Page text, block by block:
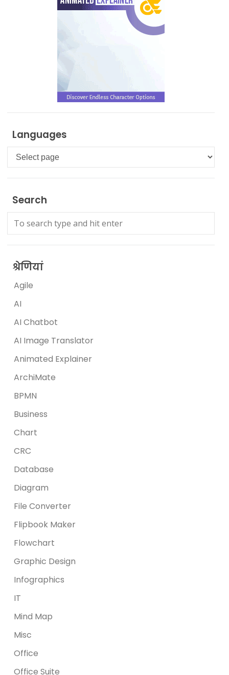
Languages
Languages
Search
श्रेणियां
Agile
AI
AI Chatbot
AI Image Translator
Animated Explainer
ArchiMate
BPMN
Business
Chart
CRC
Database
Diagram
File Converter
Flipbook Maker
Flowchart
Graphic Design
Infographics
IT
Mind Map
Misc
Office
Office Suite